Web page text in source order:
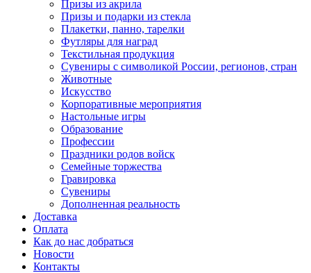
Призы из акрила
Призы и подарки из стекла
Плакетки, панно, тарелки
Футляры для наград
Текстильная продукция
Сувениры с символикой России, регионов, стран
Животные
Искусство
Корпоративные мероприятия
Настольные игры
Образование
Профессии
Праздники родов войск
Семейные торжества
Гравировка
Сувениры
Дополненная реальность
Доставка
Оплата
Как до нас добраться
Новости
Контакты